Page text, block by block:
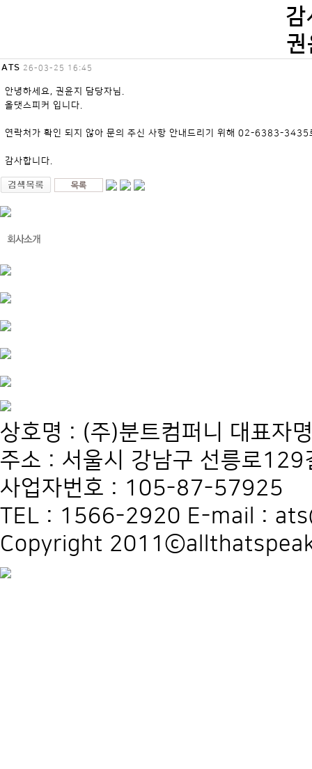
감
ATS 26-03-25 16:45
안녕하세요, 권윤지 담당자님.
올댓스피커 입니다.
연락처가 확인 되지 않아 문의 주신 사항 안내드리기 위해 02-6383-3435
감사합니다.
상호명 : (주)분트컴퍼니 대표자
주소 : 서울시 강남구 선릉로
사업자번호 : 105-87-57925
TEL : 1566-2920 E-mail :
Copyright